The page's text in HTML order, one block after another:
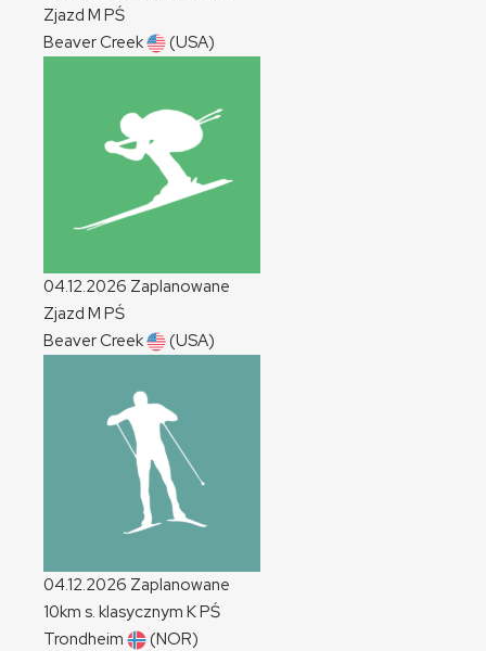
Zjazd M PŚ
Beaver Creek
(USA)
04.12.2026 Zaplanowane
Zjazd M PŚ
Beaver Creek
(USA)
04.12.2026 Zaplanowane
10km s. klasycznym KPŚ
Trondheim
(NOR)